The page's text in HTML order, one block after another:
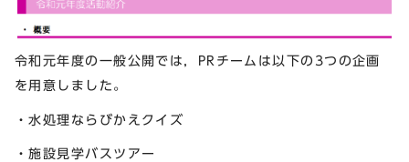
令和元年度の一般公開では，PRチームは以下の3つの企画
を用意しました。
・水処理ならびかえクイズ
・施設見学バスツアー